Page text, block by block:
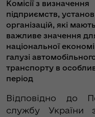
Комісії з визначення
підприємств, установ
організацій, які мають
важливе значення
національної
галузі
транспорту в
період
Відповідно до
службу України